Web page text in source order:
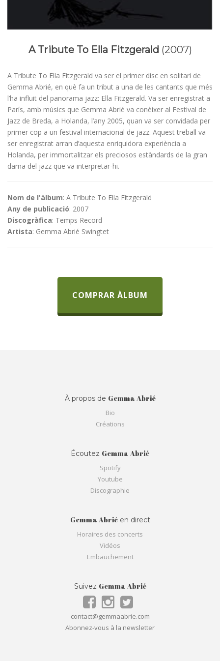
A Tribute To Ella Fitzgerald (2007)
A Tribute To Ella Fitzgerald va ser el primer disc en solitari de
Gemma Abrié, en què fa un tribut a una de les cantants que més
l’ha influit del panorama jazz: Ella Fitzgerald. Va ser enregistrat a
París, amb músics que Gemma Abrié va conèixer al Festival de
Jazz de Breda, a Holanda, l’any 2005, quan va ser convidada per
primer cop a un festival internacional de jazz. Aquest treball va
ser enregistrat arran d’aquesta enriquidora experiència a
Holanda, per immortalitzar els preciosos estàndards de la gran
dama del jazz que va interpretar-hi.
Nom de l'àlbum: A Tribute To Ella Fitzgerald
Any de publicació: 2007
Discogràfica: Temps Record
Artista: Gemma Abrié Swingtet
COMPRAR ÀLBUM
À propos de Gemma Abrié
Bio
Créations
Écoutez Gemma Abrié
Spotify
Youtube
Discographie
Gemma Abriéen direct
Horaires des concerts
Vidéos
Embauchement
Suivez Gemma Abrié
contact@gemmaabrie.com
Abonnez-vous à la newsletter